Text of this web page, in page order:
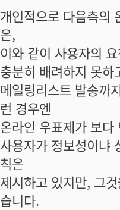
개인적으로 다음측의
은,
이와 같이 사용자의
충분히 배려하지 못
메일링리스트 발송까
런 경우엔
온라인 우표제가 보
사용자가 정보성이냐
칙은
제시하고 있지만, 그
습니다.